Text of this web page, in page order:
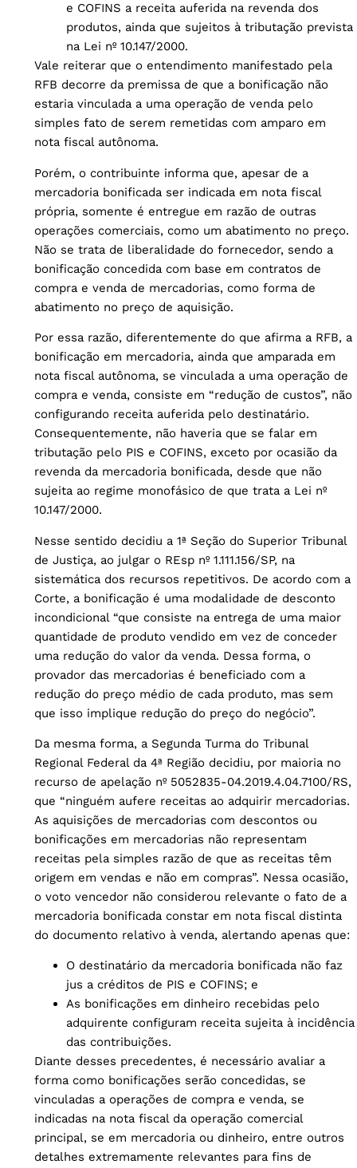
e COFINS a receita auferida na revenda dos
produtos, ainda que sujeitos à tributação prevista
na Lei nº 10.147/2000.
Vale reiterar que o entendimento manifestado pela
RFB decorre da premissa de que a bonificação não
estaria vinculada a uma operação de venda pelo
simples fato de serem remetidas com amparo em
nota fiscal autônoma.
Porém, o contribuinte informa que, apesar de a
mercadoria bonificada ser indicada em nota fiscal
própria, somente é entregue em razão de outras
operações comerciais, como um abatimento no preço.
Não se trata de liberalidade do fornecedor, sendo a
bonificação concedida com base em contratos de
compra e venda de mercadorias, como forma de
abatimento no preço de aquisição.
Por essa razão, diferentemente do que afirma a RFB, a
bonificação em mercadoria, ainda que amparada em
nota fiscal autônoma, se vinculada a uma operação de
compra e venda, consiste em “redução de custos”, não
configurando receita auferida pelo destinatário.
Consequentemente, não haveria que se falar em
tributação pelo PIS e COFINS, exceto por ocasião da
revenda da mercadoria bonificada, desde que não
sujeita ao regime monofásico de que trata a Lei nº
10.147/2000.
Nesse sentido decidiu a 1ª Seção do Superior Tribunal
de Justiça, ao julgar o REsp nº 1.111.156/SP, na
sistemática dos recursos repetitivos. De acordo com a
Corte, a bonificação é uma modalidade de desconto
incondicional “que consiste na entrega de uma maior
quantidade de produto vendido em vez de conceder
uma redução do valor da venda. Dessa forma, o
provador das mercadorias é beneficiado com a
redução do preço médio de cada produto, mas sem
que isso implique redução do preço do negócio”.
Da mesma forma, a Segunda Turma do Tribunal
Regional Federal da 4ª Região decidiu, por maioria no
recurso de apelação nº 5052835-04.2019.4.04.7100/RS,
que “ninguém aufere receitas ao adquirir mercadorias.
As aquisições de mercadorias com descontos ou
bonificações em mercadorias não representam
receitas pela simples razão de que as receitas têm
origem em vendas e não em compras”. Nessa ocasião,
o voto vencedor não considerou relevante o fato de a
mercadoria bonificada constar em nota fiscal distinta
do documento relativo à venda, alertando apenas que:
O destinatário da mercadoria bonificada não faz
jus a créditos de PIS e COFINS; e
As bonificações em dinheiro recebidas pelo
adquirente configuram receita sujeita à incidência
das contribuições.
Diante desses precedentes, é necessário avaliar a
forma como bonificações serão concedidas, se
vinculadas a operações de compra e venda, se
indicadas na nota fiscal da operação comercial
principal, se em mercadoria ou dinheiro, entre outros
detalhes extremamente relevantes para fins de